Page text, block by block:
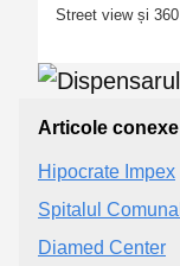
Street view și 360
Articole conexe
Hipocrate Impex
Spitalul Comunal
Diamed Center